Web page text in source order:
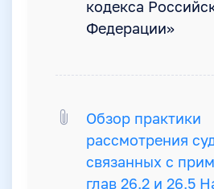
кодекса
Федерации»
Обзор практики
рассмотрения
связанных с
глав 26.2 и 26.5